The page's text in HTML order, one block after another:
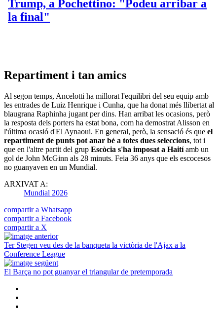
Repartiment i tan amics
Al segon temps, Ancelotti ha millorat l'equilibri del seu equip amb
les entrades de Luiz Henrique i Cunha, que ha donat més llibertat al
blaugrana Raphinha jugant per dins. Han arribat les ocasions, però
la resposta dels porters ha estat bona, com ha demostrat Alisson en
l'última ocasió d'El Aynaoui. En general, però, la sensació és que el
repartiment de punts pot anar bé a totes dues seleccions, tot i
que en l'altre partit del grup Escòcia s'ha imposat a Haitíamb un
gol de John McGinn als 28 minuts. Feia 36 anys que els escocesos
no guanyaven en un Mundial.
ARXIVAT A:
Mundial 2026
compartir a Whatsapp
compartir a Facebook
compartir a X
Ter Stegen veu des de la banqueta la victòria de l'Ajax a la
Conference League
El Barça no pot guanyar el triangular de pretemporada